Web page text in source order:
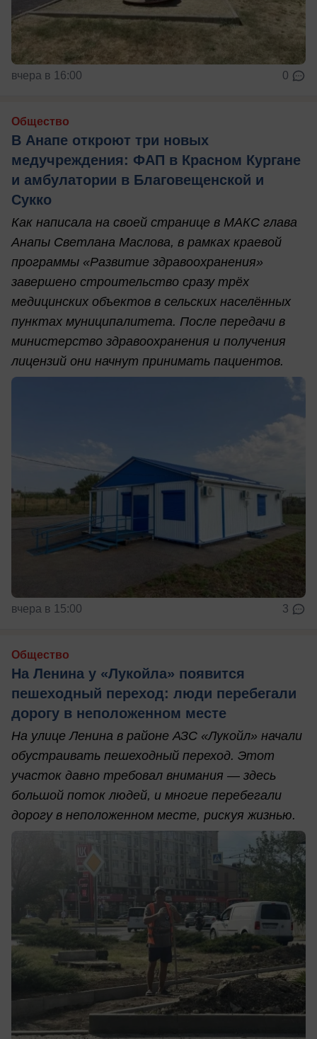
вчера в 16:00 0
Общество
В Анапе откроют три новых
медучреждения: ФАП в Красном Кургане
и амбулатории в Благовещенской и
Сукко
Как написала на своей странице в МАКС глава
Анапы Светлана Маслова, в рамках краевой
программы «Развитие здравоохранения»
завершено строительство сразу трёх
медицинских объектов в сельских населённых
пунктах муниципалитета. После передачи в
министерство здравоохранения и получения
лицензий они начнут принимать пациентов.
вчера в 15:00 3
Общество
На Ленина у «Лукойла» появится
пешеходный переход: люди перебегали
дорогу в неположенном месте
На улице Ленина в районе АЗС «Лукойл» начали
обустраивать пешеходный переход. Этот
участок давно требовал внимания — здесь
большой поток людей, и многие перебегали
дорогу в неположенном месте, рискуя жизнью.